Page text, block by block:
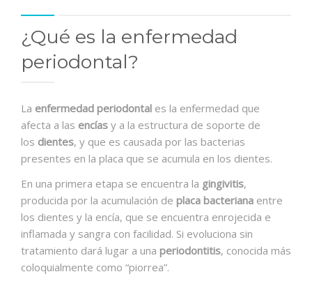
¿Qué es la enfermedad
periodontal?
La enfermedad periodontal es la enfermedad que
afecta a las encías y a la estructura de soporte de
los dientes, y que es causada por las bacterias
presentes en la placa que se acumula en los dientes.
En una primera etapa se encuentra la gingivitis,
producida por la acumulación de placa bacteriana entre
los dientes y la encía, que se encuentra enrojecida e
inflamada y sangra con facilidad. Si evoluciona sin
tratamiento dará lugar a una periodontitis, conocida más
coloquialmente como “piorrea”.